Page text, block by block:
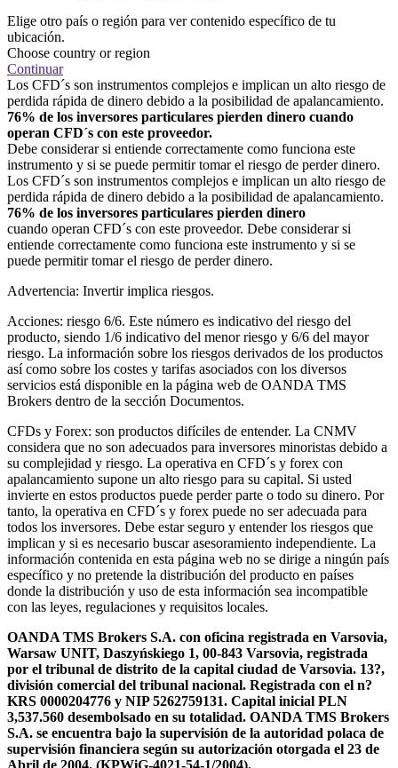
Elige otro país o región para ver contenido específico de tu
ubicación.
Choose country or region
Continuar
Los CFD´s son instrumentos complejos e implican un alto riesgo de
perdida rápida de dinero debido a la posibilidad de apalancamiento.
76% de los inversores particulares pierden dinero cuando
operan CFD´s con este proveedor.
Debe considerar si entiende correctamente como funciona este
instrumento y si se puede permitir tomar el riesgo de perder dinero.
Los CFD´s son instrumentos complejos e implican un alto riesgo de
perdida rápida de dinero debido a la posibilidad de apalancamiento.
76% de los inversores particulares pierden dinero
cuando operan CFD´s con este proveedor. Debe considerar si
entiende correctamente como funciona este instrumento y si se
puede permitir tomar el riesgo de perder dinero.
Advertencia: Invertir implica riesgos.
Acciones: riesgo 6/6. Este número es indicativo del riesgo del
producto, siendo 1/6 indicativo del menor riesgo y 6/6 del mayor
riesgo. La información sobre los riesgos derivados de los productos
así como sobre los costes y tarifas asociados con los diversos
servicios está disponible en la página web de OANDA TMS
Brokers dentro de la sección Documentos.
CFDs y Forex: son productos difíciles de entender. La CNMV
considera que no son adecuados para inversores minoristas debido a
su complejidad y riesgo. La operativa en CFD´s y forex con
apalancamiento supone un alto riesgo para su capital. Si usted
invierte en estos productos puede perder parte o todo su dinero. Por
tanto, la operativa en CFD´s y forex puede no ser adecuada para
todos los inversores. Debe estar seguro y entender los riesgos que
implican y si es necesario buscar asesoramiento independiente. La
información contenida en esta página web no se dirige a ningún país
específico y no pretende la distribución del producto en países
donde la distribución y uso de esta información sea incompatible
con las leyes, regulaciones y requisitos locales.
OANDA TMS Brokers S.A. con oficina registrada en Varsovia,
Warsaw UNIT, Daszyńskiego 1, 00-843 Varsovia, registrada
por el tribunal de distrito de la capital ciudad de Varsovia. 13?,
división comercial del tribunal nacional. Registrada con el n?
KRS 0000204776 y NIP 5262759131. Capital inicial PLN
3,537.560 desembolsado en su totalidad. OANDA TMS Brokers
S.A. se encuentra bajo la supervisión de la autoridad polaca de
supervisión financiera según su autorización otorgada el 23 de